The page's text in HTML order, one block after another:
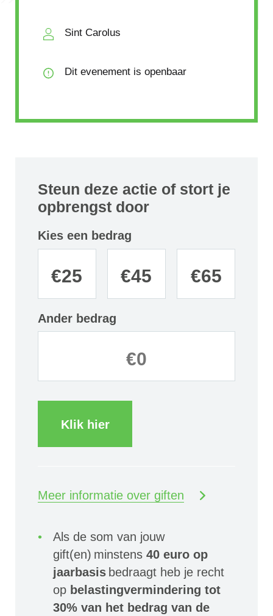
Sint Carolus
Dit evenement is openbaar
Steun deze actie of stort je
opbrengst door
Kies een bedrag
€25 €45 €65
Ander bedrag
Klik hier
Meer informatie over giften
Als de som van jouw
gift(en) minstens40 euro op
jaarbasis bedraagt heb je recht
op belastingvermindering tot
30% van het bedrag van de